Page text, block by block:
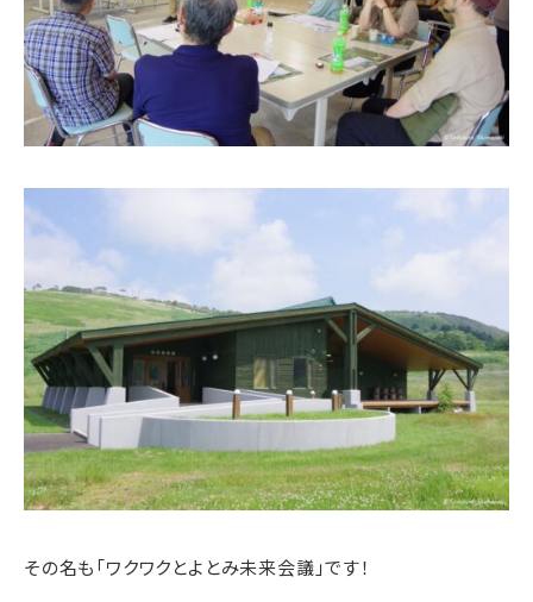
その名も「ワクワクとよとみ未来会議」です！